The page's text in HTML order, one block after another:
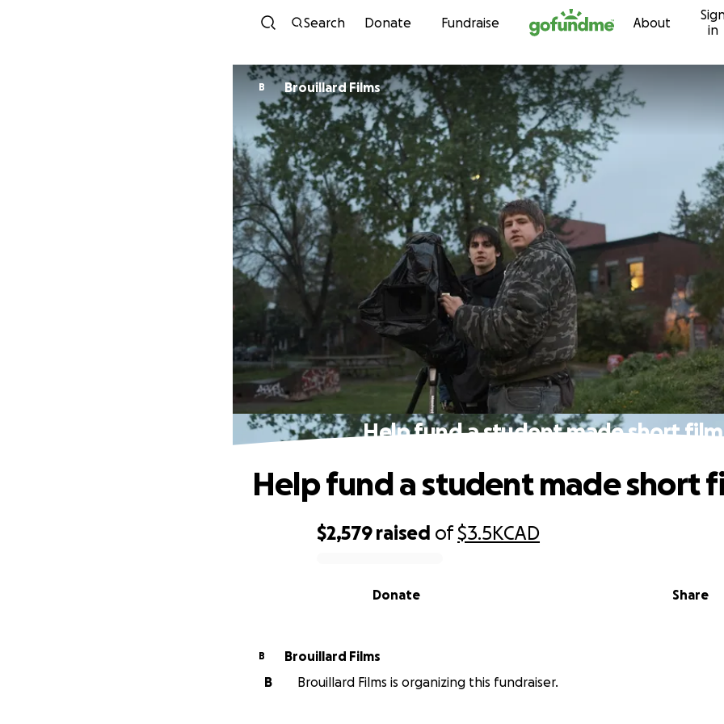
Skip to content
Search Donate Fundraise About
in
B Brouillard Films
Help fund a student made short film
$2,579 raised of$3.5KCAD
Share
Donate
Help fund a student made short
B
Brouillard Films
B
Brouillard Films is organizing this fundraiser.